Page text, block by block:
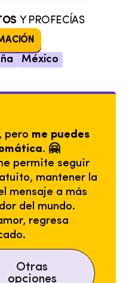
Y PROFECÍAS
México
pero me puedes
🤗
permite seguir
mantener la
mensaje a más
del mundo.
regresa
Otras
opciones